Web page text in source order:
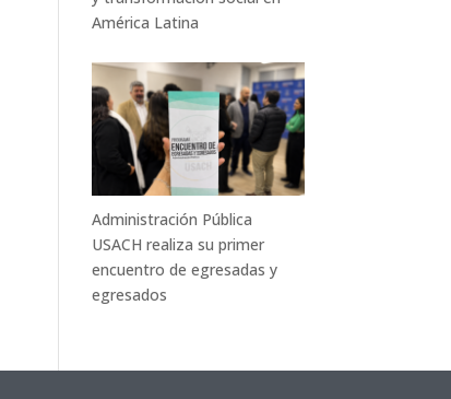
América Latina
Administración Pública
USACH realiza su primer
encuentro de egresadas y
egresados